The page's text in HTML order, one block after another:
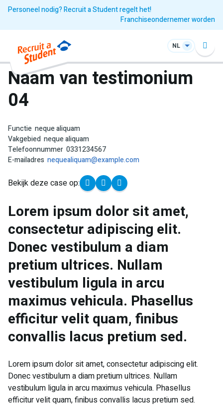
Personeel nodig? Recruit a Student regelt het!
Franchiseondernemer worden
NL
Naam van testimonium
04
Functie neque aliquam
Vakgebied neque aliquam
Telefoonnummer 0331234567
E-mailadres nequealiquam@example.com
Bekijk deze case op:
Lorem ipsum dolor sit amet,
consectetur adipiscing elit.
Donec vestibulum a diam
pretium ultrices. Nullam
vestibulum ligula in arcu
maximus vehicula. Phasellus
efficitur velit quam, finibus
convallis lacus pretium sed.
Lorem ipsum dolor sit amet, consectetur adipiscing elit.
Donec vestibulum a diam pretium ultrices. Nullam
vestibulum ligula in arcu maximus vehicula. Phasellus
efficitur velit quam, finibus convallis lacus pretium sed.